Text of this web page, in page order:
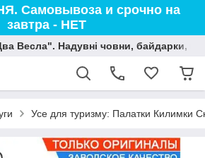
Самовывоза и срочно на
завтра - НЕТ
Весла". Надувні човни, байдарки,
Усе для туризму: Палатки Килимки